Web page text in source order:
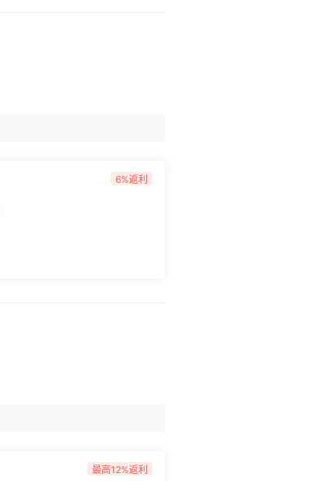
6%返利
最高12%返利